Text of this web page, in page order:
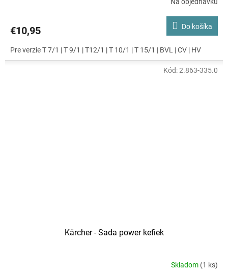
€10,95 Do košíka
Pre verzie T 7/1 | T 9/1 | T12/1 | T 10/1 | T 15/1 | BVL | CV | HV
Kärcher - Sada power kefiek
Skladom (1 ks)
Kód:2.863-335.0